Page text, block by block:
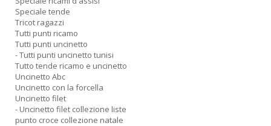
Speciale tende
Tricot ragazzi
Tutti punti ricamo
Tutti punti uncinetto
- Tutti punti uncinetto tunisi
Tutto tende ricamo e uncinetto
Uncinetto Abc
Uncinetto con la forcella
Uncinetto filet
- Uncinetto filet collezione liste
punto croce collezione natale